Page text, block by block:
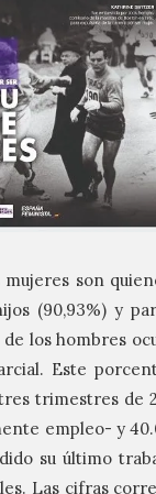
mujeres son
(90,93%) y
de los hombres
Este
trimestres de
empleo- y
su último
Las cifras